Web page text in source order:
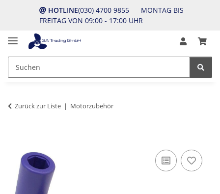
HOTLINE(030) 4700 9855 MONTAG BIS
FREITAG VON 09:00 - 17:00 UHR
Zurück zur Liste Motorzubehör